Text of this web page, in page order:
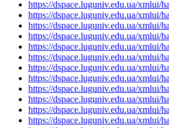
https://dspace.luguniv.edu.ua/xmlui/
https://dspace.luguniv.edu.ua/xmlui/
https://dspace.luguniv.edu.ua/xmlui/
https://dspace.luguniv.edu.ua/xmlui/
https://dspace.luguniv.edu.ua/xmlui/
https://dspace.luguniv.edu.ua/xmlui/
https://dspace.luguniv.edu.ua/xmlui/
https://dspace.luguniv.edu.ua/xmlui/
https://dspace.luguniv.edu.ua/xmlui/
https://dspace.luguniv.edu.ua/xmlui/
https://dspace.luguniv.edu.ua/xmlui/
https://dspace.luguniv.edu.ua/xmlui/